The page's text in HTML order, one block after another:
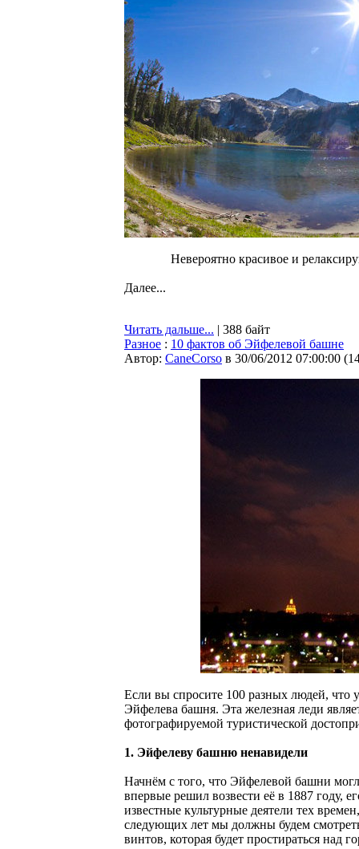
Невероятно красивое и
Далее...
Читать дальше... | 388 байт
Разное : 10 фактов об Эйфелевой башне
Автор: CaneCorso в 30/06/2012 07:00:00 (
Если вы спросите 100 разных людей, что
Эйфелева башня. Эта железная леди
фотографируемой туристической
1. Эйфелеву башню ненавидели
Начнём с того, что Эйфелевой башни
впервые решил возвести её в 1887 году,
известные культурные деятели тех
следующих лет мы должны будем
винтов, которая будет простираться над